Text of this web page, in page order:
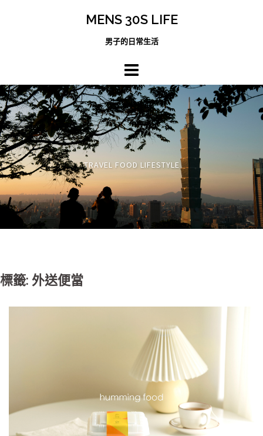
MENS 30S LIFE
男子的日常生活
TRAVEL FOOD LIFESTYLE
標籤: 外送便當